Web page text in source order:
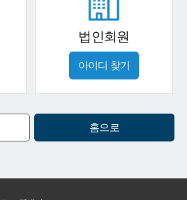
법인회원
아이디 찾기
홈으로